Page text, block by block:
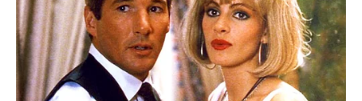
Arthrologist Begs To Stop Buying Knee Braces -
Do This Instead
FORGE BODY
Enter A World Of Weirdness: 8 Horror Movies